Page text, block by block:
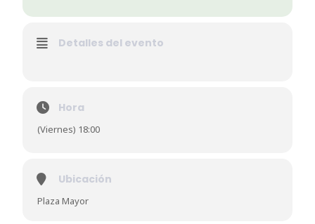
Detalles del evento
Hora
(Viernes) 18:00
Ubicación
Plaza Mayor